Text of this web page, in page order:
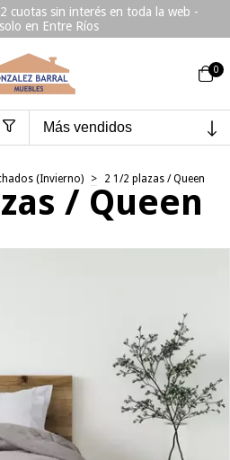
cuotas sin interés en toda la web -
en Entre Ríos
0
(Invierno) > 2 1/2 plazas / Queen
/ Queen